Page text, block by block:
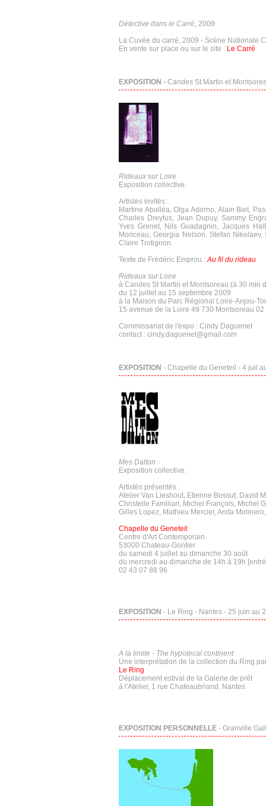
Détective dans le Carré, 2009
La Cuvée du carré, 2009 - Scène Nationale
En vente sur place ou sur le site : Le Carré
EXPOSITION - Candes St Martin et
Rideaux sur Loire
Exposition collective.
Artistes invités :
Martine Aballéa, Olga Adorno, Alain Biet,
Charles Dreyfus, Jean Dupuy, Sammy
Yves Grenet, Nils Guadagnin, Jacques
Moriceau, Georgia Nelson, Stefan
Claire Trotignon.
Texte de Frédéric Emprou :Au fil du rideau
Rideaux sur Loire
à Candes St Martin et Montsoreau (à 30 min
du 12 juillet au 15 septembre 2009
à la Maison du Parc Régional Loire-Anjou-
15 avenue de la Loire 49 730 Montsoreau
Commissariat de l'expo : Cindy Daguenet
contact : cindy.daguenet@gmail.com
EXPOSITION - Chapelle du Geneteil - 4 juil
Mes Dalton
Exposition collective.
Artistés présentés :
Atelier Van Lieshout, Etienne Bossut, David
Christelle Familiari, Michel François, Michel
Gilles Lopez, Mathieu Mercier, Anita
Chapelle du Geneteil
Centre d'Art Contemporain
53000 Chateau-Gontier
du samedi 4 juillet au dimanche 30 août
du mercredi au dimanche de 14h à 19h
02 43 07 88 96
EXPOSITION - Le Ring - Nantes - 25 juin au
A la limite - The hypotecal continent
Une interprétation de la collection du Ring
Le Ring
Déplacement estival de la Galerie de prêt
à l'Atelier, 1 rue Chateaubriand, Nantes
EXPOSITION PERSONNELLE - Granville